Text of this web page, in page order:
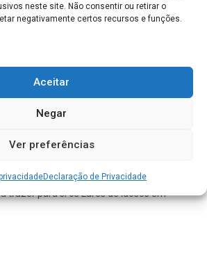
neste site. Não consentir ou retirar o
negativamente certos recursos e funções.
Aceitar
Negar
Ver preferências
Declaração de Privacidade
ESTREMOZ
trazer para si os Lares de idosos em